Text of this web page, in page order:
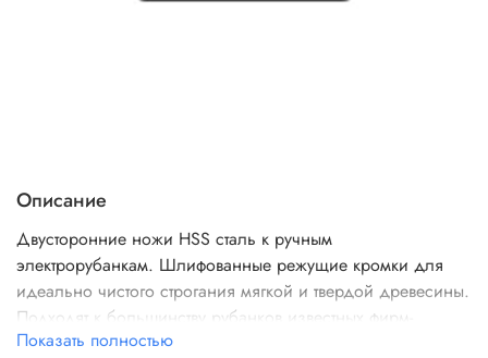
Описание
Двусторонние ножи HSS сталь к ручным
электрорубанкам. Шлифованные режущие кромки для
идеально чистого строгания мягкой и твердой древесины.
Подходят к большинству рубанков известных фирм-
производителей: Ресанта, Интерскол, DeWALT, HITACHI,
Показать полностью